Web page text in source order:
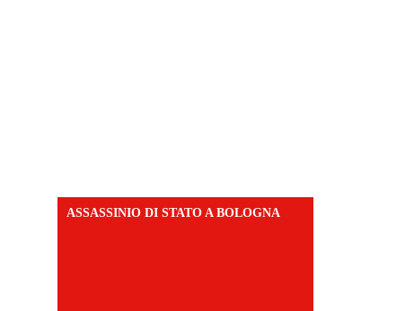
ASSASSINIO DI STATO A BOLOGNA